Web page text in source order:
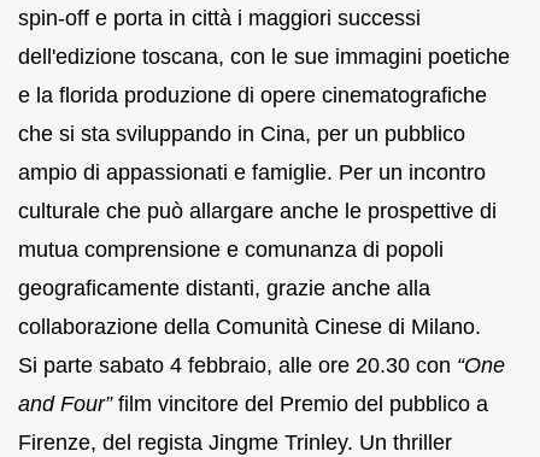
spin-off e porta in città i maggiori successi
dell'edizione toscana, con le sue immagini poetiche
e la florida produzione di opere cinematografiche
che si sta sviluppando in Cina, per un pubblico
ampio di appassionati e famiglie. Per un incontro
culturale che può allargare anche le prospettive di
mutua comprensione e comunanza di popoli
geograficamente distanti, grazie anche alla
collaborazione della Comunità Cinese di Milano.
Si parte sabato 4 febbraio, alle ore 20.30 con “One
and Four” film vincitore del Premio del pubblico a
Firenze, del regista Jingme Trinley. Un thriller